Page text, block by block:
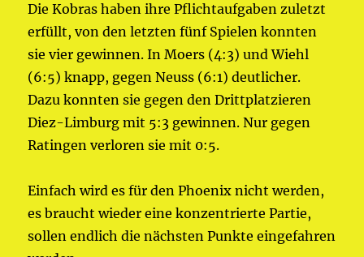
Die Kobras haben ihre Pflichtaufgaben zuletzt
erfüllt, von den letzten fünf Spielen konnten
sie vier gewinnen. In Moers (4:3) und Wiehl
(6:5) knapp, gegen Neuss (6:1) deutlicher.
Dazu konnten sie gegen den Drittplatzieren
Diez-Limburg mit 5:3 gewinnen. Nur gegen
Ratingen verloren sie mit 0:5.
Einfach wird es für den Phoenix nicht werden,
es braucht wieder eine konzentrierte Partie,
sollen endlich die nächsten Punkte eingefahren